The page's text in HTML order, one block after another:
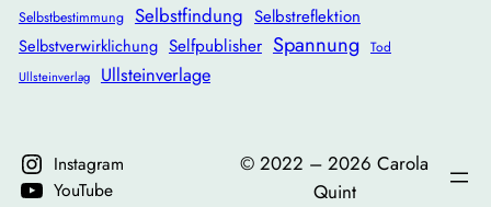
Selbstbestimmung Selbstfindung Selbstreflektion
Selbstverwirklichung Selfpublisher Spannung Tod
Ullsteinverlag Ullsteinverlage
Instagram
YouTube
©️ 2022 – 2026 Carola
Quint